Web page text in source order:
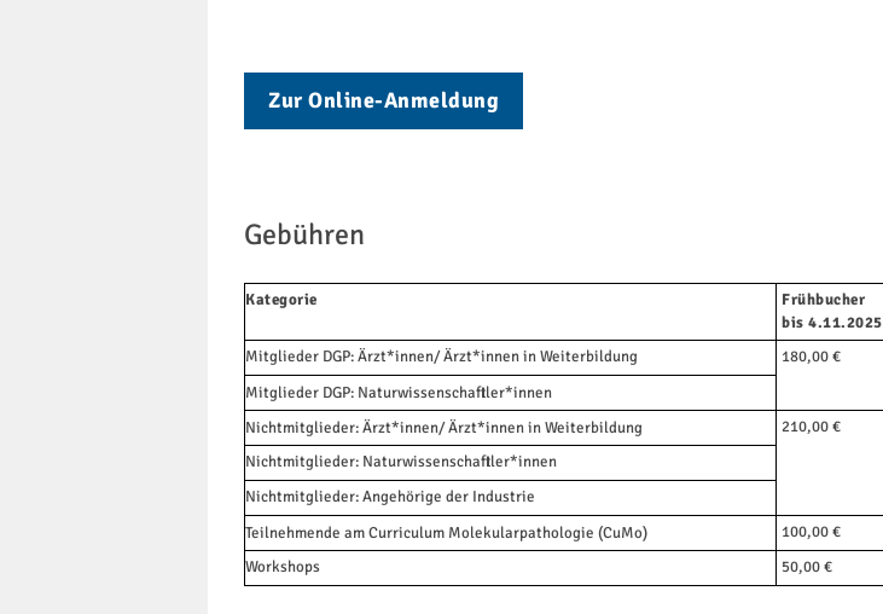
Zur Online-Anmeldung
Gebühren
Kategorie
Frühbucher
bis 4.11.2025
Mitglieder DGP: Ärzt*innen/ Ärzt*innen in Weiterbildung
180,00 €
Mitglieder DGP: Naturwissenschaftler*innen
Nichtmitglieder: Ärzt*innen/ Ärzt*innen in Weiterbildung
210,00 €
Nichtmitglieder: Naturwissenschaftler*innen
Nichtmitglieder: Angehörige der Industrie
Teilnehmende am Curriculum Molekularpathologie (CuMo)
100,00 €
Workshops
50,00 €